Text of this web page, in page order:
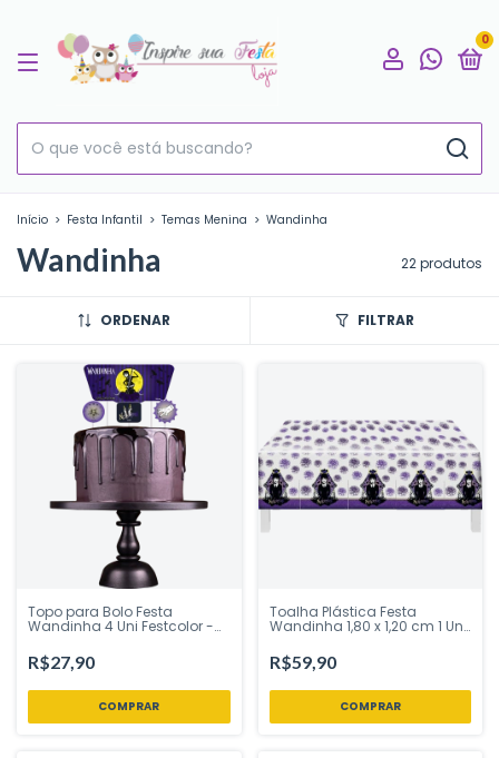
0
Início > Festa Infantil > Temas Menina > Wandinha
Wandinha 22 produtos
ORDENAR FILTRAR
Topo para Bolo Festa
Wandinha 4 Uni Festcolor -
bolo / Topper de bolo para
Festa Brasil é
R$27,90
Toalha Plástica Festa
Wandinha 1,80 x 1,20 cm 1 Uni
Loja
R$59,90